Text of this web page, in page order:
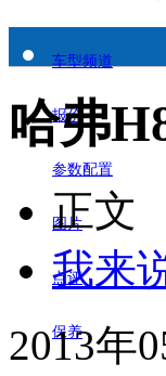
车型频道
报价
参数配置
图片
点评
保养
哈弗
正文
我来
2013年